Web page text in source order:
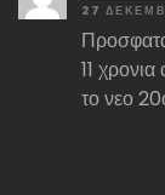
27
11
το νεο